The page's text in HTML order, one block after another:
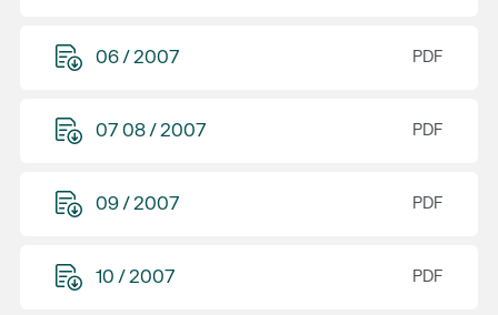
06 / 2007
07 08 / 2007
09 / 2007
10 / 2007